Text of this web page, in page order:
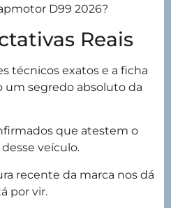
D99 2026?
Reais
técnicos exatos e a ficha
um segredo absoluto da
que atestem o
veículo.
recente da marca nos dá
por vir.